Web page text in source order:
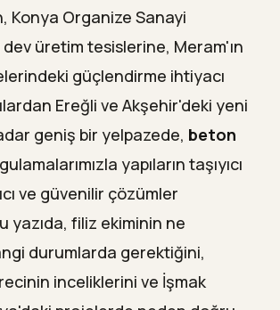
Konya Organize Sanayi
üretim tesislerine, Meram'ın
güçlendirme ihtiyacı
Ereğli ve Akşehir'deki yeni
geniş bir yelpazede, beton
yapıların taşıyıcı
ve güvenilir çözümler
yazıda, filiz ekiminin ne
durumlarda gerektiğini,
inceliklerini ve İşmak